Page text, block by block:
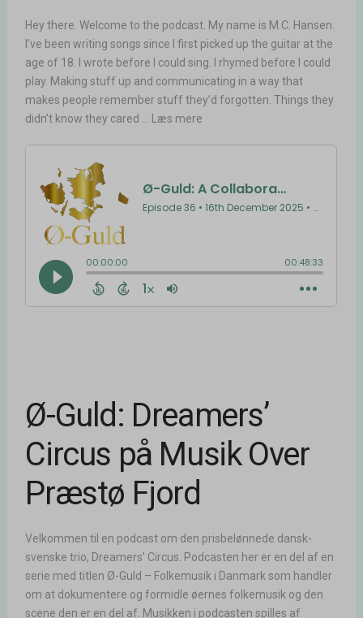
Hey there. Welcome to the podcast. My name is M.C. Hansen.
I’ve been writing songs since I first picked up the guitar at the
age of 18. I wrote before I could sing. I rhymed before I could
play. Making stuff up and communicating in a way that
makes people remember stuff they’d forgotten. Things they
didn’t know they cared ... Læs mere
Ø-Guld: Dreamers’
Circus på Musik Over
Præstø Fjord
Velkommen til en podcast om den prisbelønnede dansk-
svenske trio, Dreamers’ Circus. Podcasten her er en del af en
serie med titlen Ø-Guld – Folkemusik i Danmark som handler
om at dokumentere og formidle øernes folkemusik og den
scene den er en del af. Musikken i podcasten spilles af